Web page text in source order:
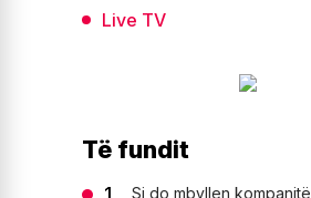
Live TV
Të fundit
Si do mbyllen